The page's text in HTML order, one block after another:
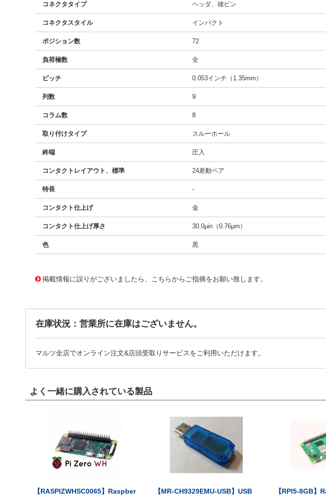
コネクタタイプ ヘッダ、雄ピン
コネクタスタイル インパクト
ポジション数 72
負荷極数 全
ピッチ 0.053インチ（1.35mm）
列数 9
コラム数 8
取り付けタイプ スルーホール
終端 圧入
コンタクトレイアウト、標準 24差動ペア
特長 -
コンタクト仕上げ 金
コンタクト仕上げ厚さ 30.0µin（0.76µm）
色 黒
掲載情報に誤りがございましたら、こちらからご指摘をお願い致します。
在庫状況：営業所に在庫はございません。
マルツ全店でオンライン注文&店頭受取りサービスをご利用いただけます。
よく一緒に購入されている製品
【RASPIZWHSC0065】Raspber
【MR-CH9329EMU-USB】USB
【RPI5-8GB】